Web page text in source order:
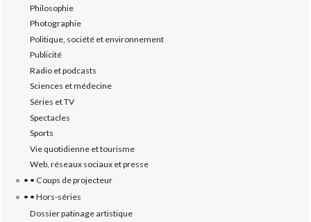
Philosophie
Photographie
Politique, société et environnement
Publicité
Radio et podcasts
Sciences et médecine
Séries et TV
Spectacles
Sports
Vie quotidienne et tourisme
Web, réseaux sociaux et presse
• • Coups de projecteur
• • Hors-séries
Dossier patinage artistique